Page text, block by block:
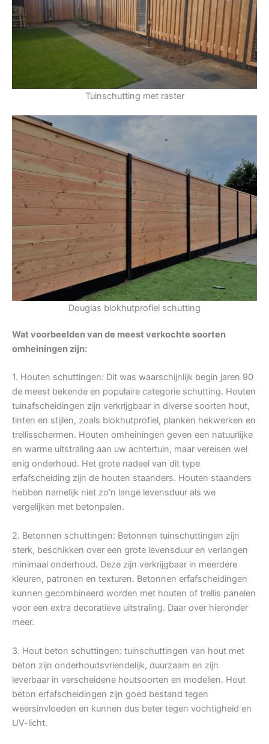
Tuinschutting met raster
Douglas blokhutprofiel schutting
Wat voorbeelden van de meest verkochte soorten
omheiningen zijn:
1. Houten schuttingen: Dit was waarschijnlijk begin jaren 90
de meest bekende en populaire categorie schutting. Houten
tuinafscheidingen zijn verkrijgbaar in diverse soorten hout,
tinten en stijlen, zoals blokhutprofiel, planken hekwerken en
trellisschermen. Houten omheiningen geven een natuurlijke
en warme uitstraling aan uw achtertuin, maar vereisen wel
enig onderhoud. Het grote nadeel van dit type
erfafscheiding zijn de houten staanders. Houten staanders
hebben namelijk niet zo’n lange levensduur als we
vergelijken met betonpalen.
2. Betonnen schuttingen: Betonnen tuinschuttingen zijn
sterk, beschikken over een grote levensduur en verlangen
minimaal onderhoud. Deze zijn verkrijgbaar in meerdere
kleuren, patronen en texturen. Betonnen erfafscheidingen
kunnen gecombineerd worden met houten of trellis panelen
voor een extra decoratieve uitstraling. Daar over hieronder
meer.
3. Hout beton schuttingen: tuinschuttingen van hout met
beton zijn onderhoudsvriendelijk, duurzaam en zijn
leverbaar in verscheidene houtsoorten en modellen. Hout
beton erfafscheidingen zijn goed bestand tegen
weersinvloeden en kunnen dus beter tegen vochtigheid en
UV-licht.